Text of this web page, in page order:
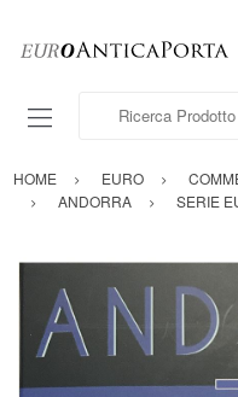
Ricerca Prodotto
HOME EURO
ANDORRA
SERIE